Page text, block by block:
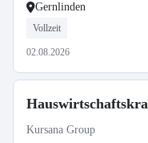
Gernlinden
Vollzeit
02.08.2026
Kursana Group